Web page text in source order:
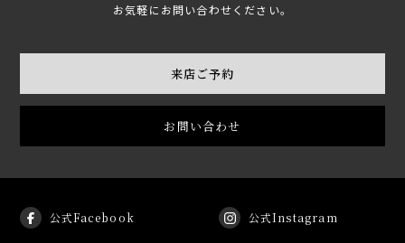
お気軽にお問い合わせください。
来店ご予約
お問い合わせ
公式Facebook 公式Instagram